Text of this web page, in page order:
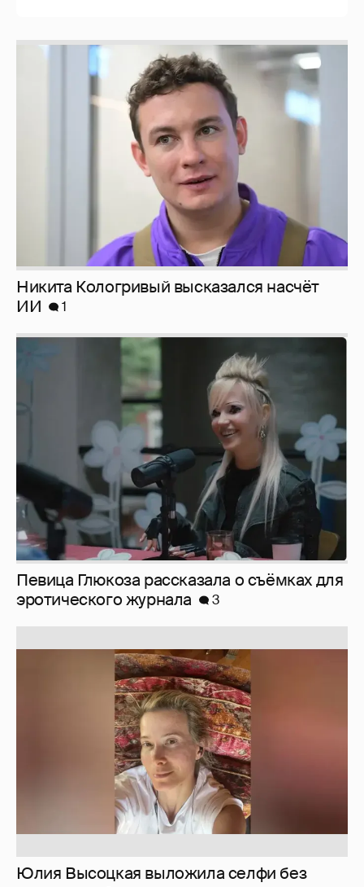
Никита Кологривый высказался насчёт
Певица Глюкоза рассказала о съёмках для
эротического журнала
3
Юлия Высоцкая выложила селфи без